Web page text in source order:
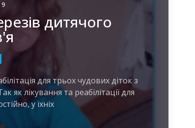
дитячого
для трьох чудових діток з
як лікування та реабілітації для
у їхніх